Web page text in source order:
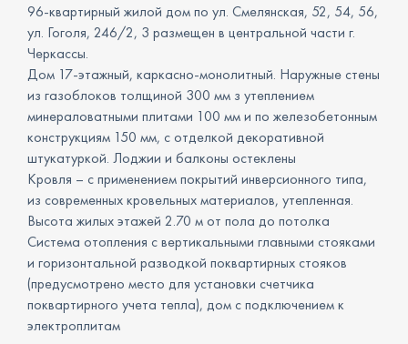
96-квартирный жилой дом по ул. Смелянская, 52, 54, 56,
ул. Гоголя, 246/2, 3 размещен в центральной части г.
Черкассы.
Дом 17-этажный, каркасно-монолитный. Наружные стены
из газоблоков толщиной 300 мм з утеплением
минераловатными плитами 100 мм и по железобетонным
конструкциям 150 мм, с отделкой декоративной
штукатуркой. Лоджии и балконы остеклены
Кровля – с применением покрытий инверсионного типа,
из современных кровельных материалов, утепленная.
Высота жилых этажей 2.70 м от пола до потолка
Система отопления с вертикальными главными стояками
и горизонтальной разводкой поквартирных стояков
(предусмотрено место для установки счетчика
поквартирного учета тепла), дом с подключением к
электроплитам